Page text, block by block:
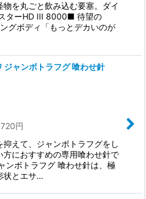
物を丸ごと飲み込む要塞。ダイ
ターHD III 8000■ 待望の
グボディ「もっとデカいのが
ジャンボトラフグ 喰わせ針
720円
抑えて、ジャンボトラフグをし
方におすすめの専用喰わせ針で
ンボトラフグ 喰わせ針は、極
状とエサ…